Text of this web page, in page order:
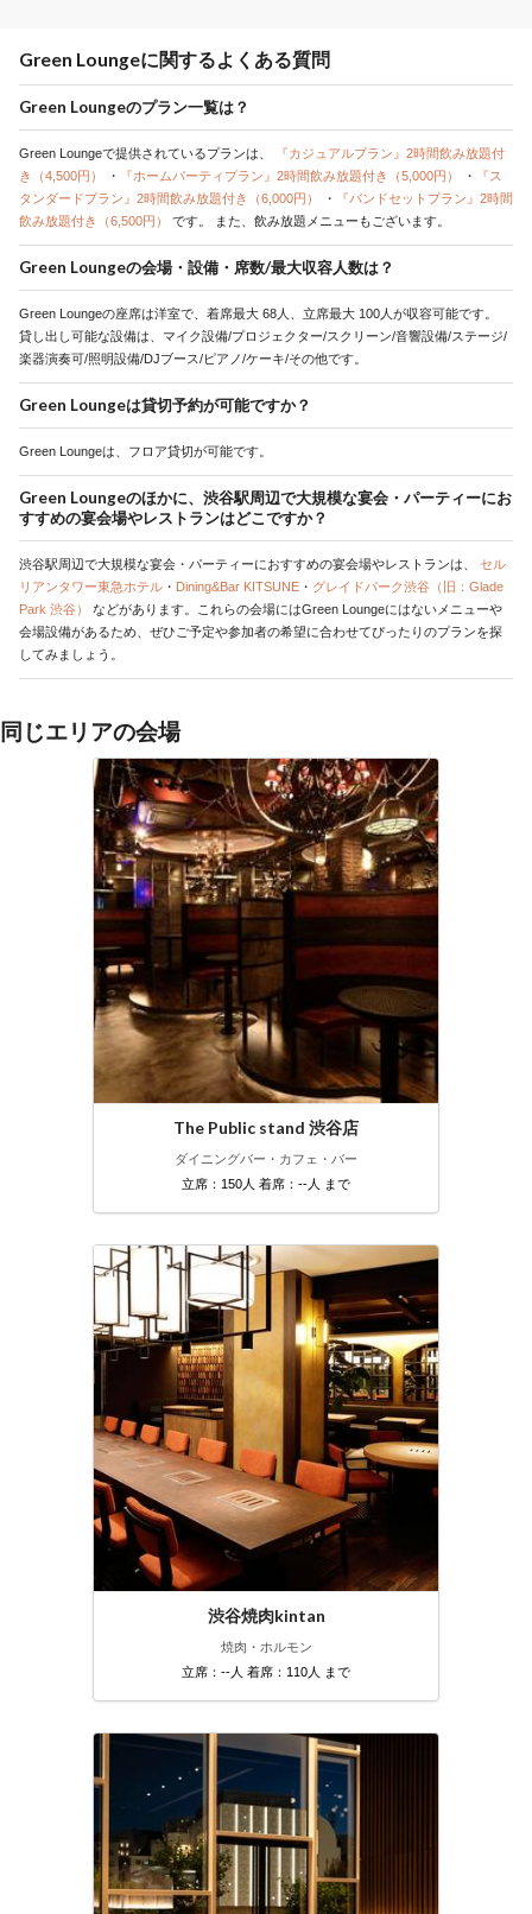
Green Loungeに関するよくある質問
Green Loungeのプラン一覧は？
Green Loungeで提供されているプランは、
『カジュアルプラン』2時間飲み放題付
き（4,500円）
・ 『ホームパーティプラン』2時間飲み放題付き（5,000円） ・
『ス
タンダードプラン』2時間飲み放題付き（6,000円）
・
『バンドセットプラン』2時間
飲み放題付き（6,500円） です。 また、飲み放題メニューもございます。
Green Loungeの会場・設備・席数/最大収容人数は？
Green Loungeの座席は洋室で、着席最大 68人、立席最大 100人が収容可能です。
貸し出し可能な設備は、マイク設備/プロジェクター/スクリーン/音響設備/ステージ/
楽器演奏可/照明設備/DJブース/ピアノ/ケーキ/その他です。
Green Loungeは貸切予約が可能ですか？
Green Loungeは、フロア貸切が可能です。
Green Loungeのほかに、渋谷駅周辺で大規模な宴会・パーティーにお
すすめの宴会場やレストランはどこですか？
渋谷駅周辺で大規模な宴会・パーティーにおすすめの宴会場やレストランは、 セル
リアンタワー東急ホテル ・ Dining&Bar KITSUNE ・ グレイドパーク渋谷（旧：Glade
Park 渋谷）
などがあります。これらの会場にはGreen Loungeにはないメニューや
会場設備があるため、ぜひご予定や参加者の希望に合わせてぴったりのプランを探
してみましょう。
同じエリアの会場
The Public stand 渋谷店
ダイニングバー・カフェ・バー
立席：150人 着席：--人 まで
渋谷焼肉kintan
焼肉・ホルモン
立席：--人 着席：110人 まで